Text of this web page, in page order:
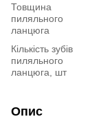
Товщина
пиляльного
ланцюга
Кількість зубів
пиляльного
ланцюга, шт
Опис